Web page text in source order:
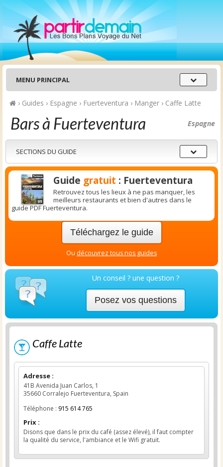
Menu
principal
MENU PRINCIPAL
› Guides › Espagne › Fuerteventura › Manger › Caffe Latte
Espagne
Bars à Fuerteventura
Sections
du
guide
SECTIONS DU GUIDE
Guide gratuit : Fuerteventura
Retrouvez tous les lieux à ne pas manquer, les
meilleurs restaurants et bien d'autres dans le
guide PDF Fuerteventura.
Téléchargez le guide
Ou découvrez tous nos guides
Un conseil ? une question ?
Posez vos questions
Caffe Latte
Adresse :
41B Avenida Juan Carlos, 1
35660 Corralejo Fuerteventura, Spain
Téléphone : 915 614 765
Prix :
Disons que dans le prix du café (assez élevé), il faut compter
la qualité du service, l'ambiance et le Wifi gratuit.